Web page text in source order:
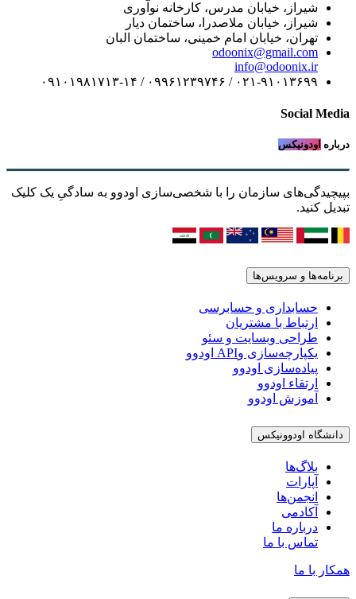
شیراز، خیابان مدرس، کارخانه نوآوری
شیراز، خیابان ملاصدرا، ساختمان دیار
تهران، خیابان امام خمینی، ساختمان البان
odoonix@gmail.com
info@odoonix.ir
۰۲۱-۹۱۰۱۳۶۹۹ / ۰۹۹۶۱۲۳۹۷۴۶ / ۰۹۱۰۱۹۸۱۷۱۳-۱۴
Social Media
درباره اودونیکس
بپیچیدگی‌های سازمان را با شخصی‌سازی اودوو به سادگیِ یک کلیک
تبدیل کنید.
برنامه‌ها و سرویس‌ها
حسابداری و حسابرسی
ارتباط با مشتریان
طراحی وبسایت و سئو
یکپارچه‌سازی وAPI اودوو
پیاده‌سازی اودوو
ارتقاء اودوو
آموزش اودوو
دانشگاه اودوونیکس
بلاگ‌ها
آپارات
انجمن‌ها
آکادمی
درباره ما
تماس با ما
همکار با ما